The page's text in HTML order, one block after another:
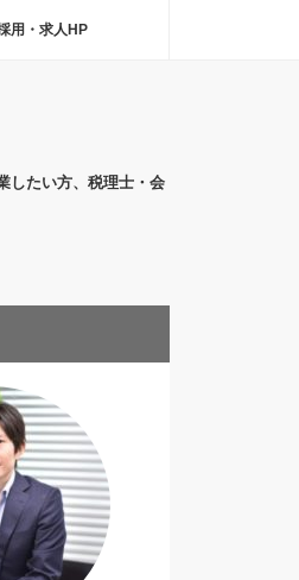
用・求人HP
したい方、税理士・会